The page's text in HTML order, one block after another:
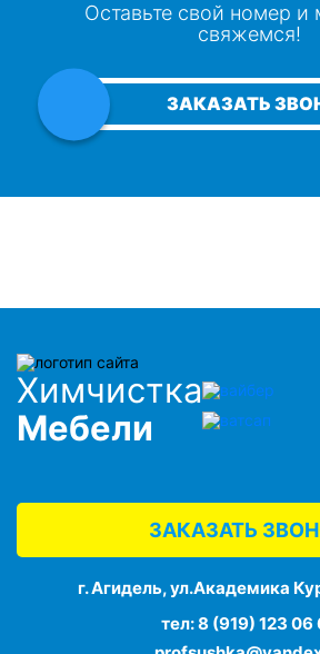
ЗАКАЗАТЬ
Оставьте свой номер и
свяжемся!
Химчистка
Мебели
ЗАКАЗАТЬ
г. Агидель, ул.Академика
тел:8 (919) 123 06